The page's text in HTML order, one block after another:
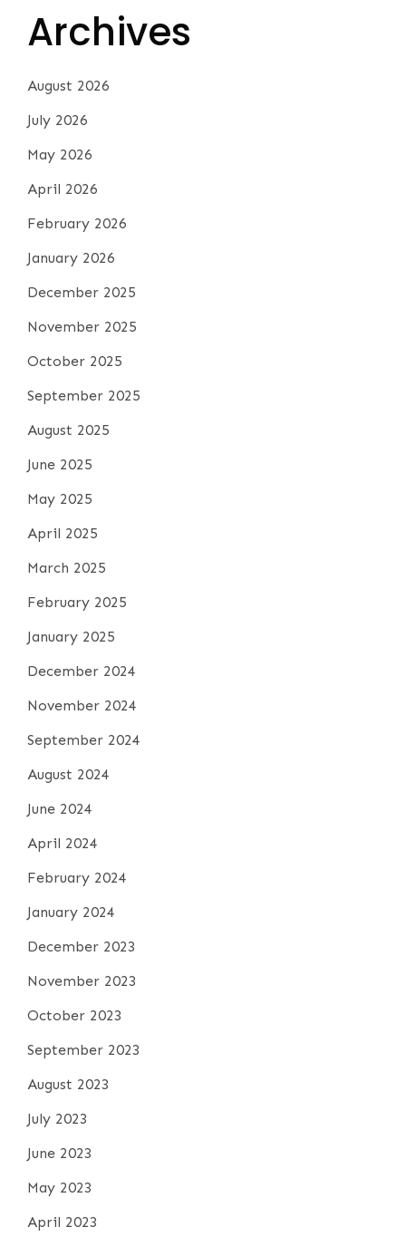
Archives
August 2026
July 2026
May 2026
April 2026
February 2026
January 2026
December 2025
November 2025
October 2025
September 2025
August 2025
June 2025
May 2025
April 2025
March 2025
February 2025
January 2025
December 2024
November 2024
September 2024
August 2024
June 2024
April 2024
February 2024
January 2024
December 2023
November 2023
October 2023
September 2023
August 2023
July 2023
June 2023
May 2023
April 2023